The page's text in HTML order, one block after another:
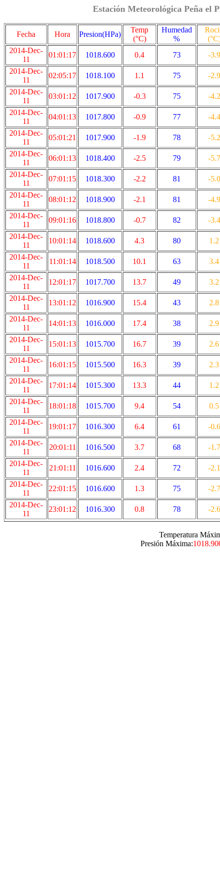
Estación Meteorológica Peña el
Fecha Hora Presion(HPa)
Temp
(°C)
Humedad
%
2014-Dec-
11
01:01:17 1018.600 0.4 73
-3.9
2014-Dec-
11
02:05:17 1018.100 1.1 75
-2.9
2014-Dec-
11
03:01:12 1017.900 -0.3 75
-4.2
2014-Dec-
11
04:01:13 1017.800 -0.9 77
-4.4
2014-Dec-
11
05:01:21 1017.900 -1.9 78
-5.2
2014-Dec-
11
06:01:13 1018.400 -2.5 79
-5.7
2014-Dec-
11
07:01:15 1018.300 -2.2 81
-5.0
2014-Dec-
11
08:01:12 1018.900 -2.1 81
-4.9
2014-Dec-
11
09:01:16 1018.800 -0.7 82
-3.4
2014-Dec-
11
10:01:14 1018.600 4.3 80
1.2
2014-Dec-
11
11:01:14 1018.500 10.1 63
3.4
2014-Dec-
11
12:01:17 1017.700 13.7 49
3.2
2014-Dec-
11
13:01:12 1016.900 15.4 43
2.8
2014-Dec-
11
14:01:13 1016.000 17.4 38
2.9
2014-Dec-
11
15:01:13 1015.700 16.7 39
2.6
2014-Dec-
11
16:01:15 1015.500 16.3 39
2.3
2014-Dec-
11
17:01:14 1015.300 13.3 44
1.2
2014-Dec-
11
18:01:18 1015.700 9.4 54
0.5
2014-Dec-
11
19:01:17 1016.300 6.4 61
-0.6
2014-Dec-
11
20:01:11 1016.500 3.7 68
-1.7
2014-Dec-
11
21:01:11 1016.600 2.4 72
-2.1
2014-Dec-
11
22:01:15 1016.600 1.3 75
-2.7
2014-Dec-
11
23:01:12 1016.300 0.8 78 -2.6
Temperatura
Presión Máxima: